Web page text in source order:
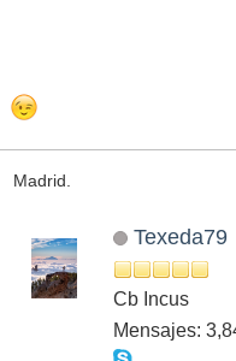
Madrid.
Texeda79
Cb Incus
Mensajes: